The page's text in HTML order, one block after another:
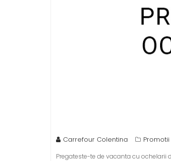
Carrefour Colentina Promotii
Pregateste-te de vacanta cu ochelarii